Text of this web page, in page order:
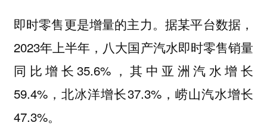
即时零售更是增量的主力。据某平台数据，
2023年上半年，八大国产汽水即时零售销量
同比增长35.6%，其中亚洲汽水增长
59.4%，北冰洋增长37.3%，崂山汽水增长
47.3%。